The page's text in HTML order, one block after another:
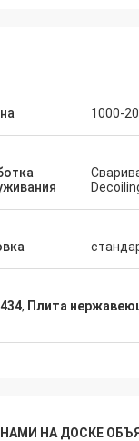
1000-
, Плита
НА ДОСКЕ